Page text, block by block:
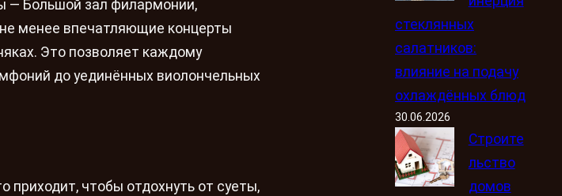
— Большой зал филармонии,
менее впечатляющие концерты
Это позволяет каждому
до уединённых виолончельных
чтобы отдохнуть от суеты,
стеклянных
салатников:
влияние на подачу
охлаждённых блюд
30.06.2026
Строите
льство
домов